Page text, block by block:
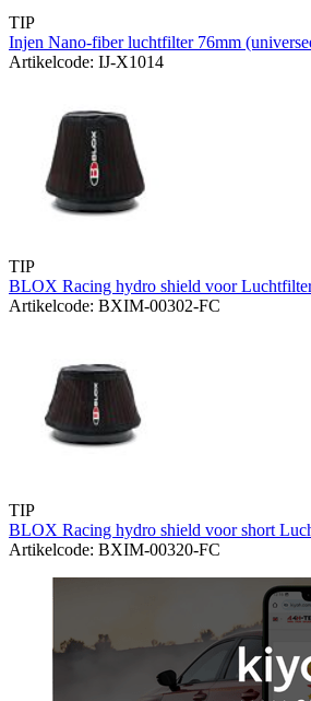
TIP
Injen Nano-fiber luchtfilter 76mm
Artikelcode: IJ-X1014
TIP
BLOX Racing hydro shield voor
Artikelcode: BXIM-00302-FC
TIP
BLOX Racing hydro shield voor short
Artikelcode: BXIM-00320-FC